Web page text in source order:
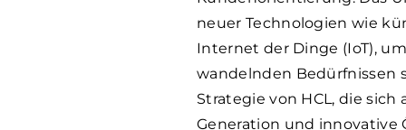
neuer Technologien wie
Internet der Dinge (IoT),
wandelnden Bedürfnissen
Strategie von HCL, die
Generation und innovative